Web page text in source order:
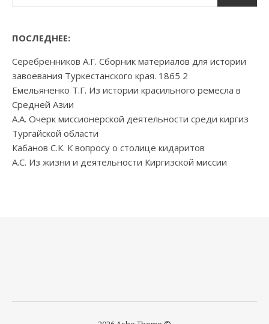
ПОСЛЕДНЕЕ:
Серебренников А.Г. Сборник материалов для истории
завоевания Туркестанского края. 1865 2
Емельяненко Т.Г. Из истории красильного ремесла в
Средней Азии
А.А. Очерк миссионерской деятельности среди киргиз
Тургайской области
Кабанов С.К. К вопросу о столице кидаритов
А.С. Из жизни и деятельности Киргизской миссии